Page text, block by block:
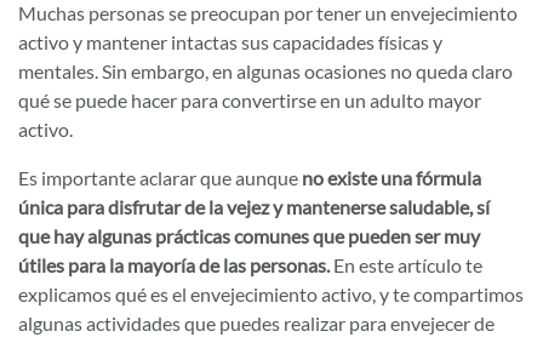
Muchas personas se preocupan por tener un envejecimiento
activo y mantener intactas sus capacidades físicas y
mentales. Sin embargo, en algunas ocasiones no queda claro
qué se puede hacer para convertirse en un adulto mayor
activo.
Es importante aclarar que aunque no existe una fórmula
única para disfrutar de la vejez y mantenerse saludable, sí
que hay algunas prácticas comunes que pueden ser muy
útiles para la mayoría de las personas.En este artículo te
explicamos qué es el envejecimiento activo, y te compartimos
algunas actividades que puedes realizar para envejecer de